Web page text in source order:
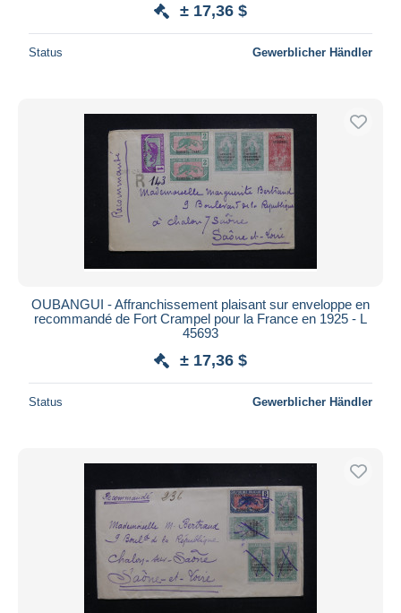
± 17,36 $
Status Gewerblicher Händler
OUBANGUI - Affranchissement plaisant sur enveloppe en
recommandé de Fort Crampel pour la France en 1925 - L
45693
± 17,36 $
Status Gewerblicher Händler